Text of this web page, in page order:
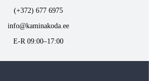
(+372) 677 6975
info@kaminakoda.ee
E-R 09:00–17:00